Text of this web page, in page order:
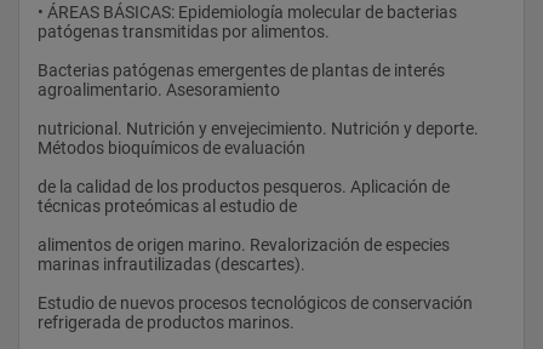
• ÁREAS BÁSICAS: Epidemiología molecular de bacterias
patógenas transmitidas por alimentos.
Bacterias patógenas emergentes de plantas de interés
agroalimentario. Asesoramiento
nutricional. Nutrición y envejecimiento. Nutrición y deporte.
Métodos bioquímicos de evaluación
de la calidad de los productos pesqueros. Aplicación de
técnicas proteómicas al estudio de
alimentos de origen marino. Revalorización de especies
marinas infrautilizadas (descartes).
Estudio de nuevos procesos tecnológicos de conservación
refrigerada de productos marinos.